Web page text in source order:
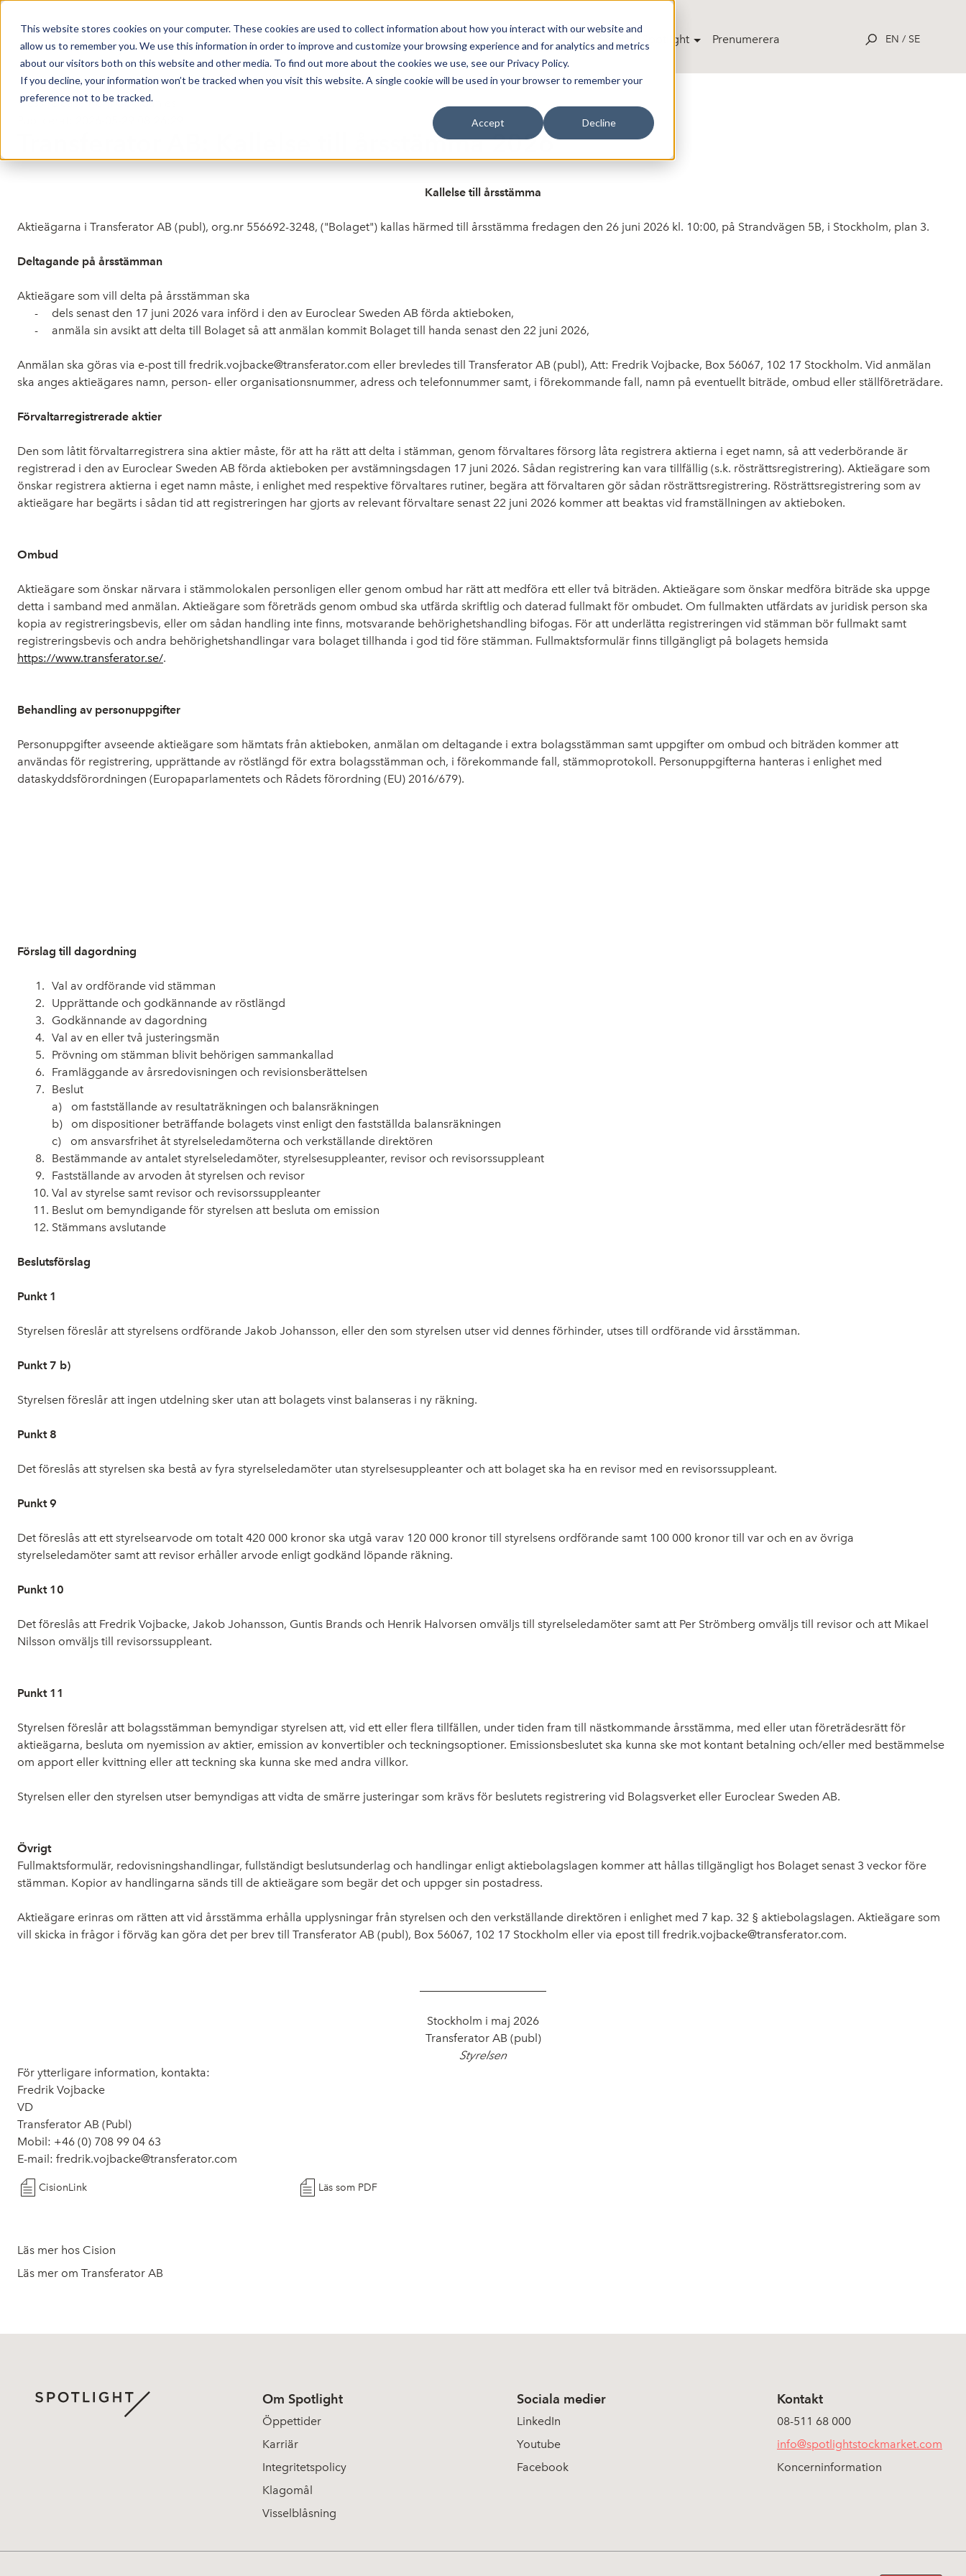
This website stores cookies on your computer. These cookies are used to collect information about how you interact with our website and
allow us to remember you. We use this information in order to improve and customize your browsing experience and for analytics and metrics
about our visitors both on this website and other media. To find out more about the cookies we use, see our Privacy Policy.
If you decline, your information won’t be tracked when you visit this website. A single cookie will be used in your browser to remember your
preference not to be tracked.
Accept Decline
Om Spotlight Prenumerera EN / SE
Press release from Companies
Transferator AB: Kallelse till årsstämma 2026
Kallelse till årsstämma
Aktieägarna i Transferator AB (publ), org.nr 556692-3248, ("Bolaget") kallas härmed till årsstämma fredagen den 26 juni 2026 kl. 10:00, på Strandvägen 5B, i Stockholm, plan 3.
Deltagande på årsstämman
Aktieägare som vill delta på årsstämman ska
-
dels senast den 17 juni 2026 vara införd i den av Euroclear Sweden AB förda aktieboken,
-
anmäla sin avsikt att delta till Bolaget så att anmälan kommit Bolaget till handa senast den 22 juni 2026,
Anmälan ska göras via e-post till fredrik.vojbacke@transferator.com eller brevledes till Transferator AB (publ), Att: Fredrik Vojbacke, Box 56067, 102 17 Stockholm. Vid anmälan
ska anges aktieägares namn, person- eller organisationsnummer, adress och telefonnummer samt, i förekommande fall, namn på eventuellt biträde, ombud eller ställföreträdare.
Förvaltarregistrerade aktier
Den som låtit förvaltarregistrera sina aktier måste, för att ha rätt att delta i stämman, genom förvaltares försorg låta registrera aktierna i eget namn, så att vederbörande är
registrerad i den av Euroclear Sweden AB förda aktieboken per avstämningsdagen 17 juni 2026. Sådan registrering kan vara tillfällig (s.k. rösträttsregistrering). Aktieägare som
önskar registrera aktierna i eget namn måste, i enlighet med respektive förvaltares rutiner, begära att förvaltaren gör sådan rösträttsregistrering. Rösträttsregistrering som av
aktieägare har begärts i sådan tid att registreringen har gjorts av relevant förvaltare senast 22 juni 2026 kommer att beaktas vid framställningen av aktieboken.
Ombud
Aktieägare som önskar närvara i stämmolokalen personligen eller genom ombud har rätt att medföra ett eller två biträden. Aktieägare som önskar medföra biträde ska uppge
detta i samband med anmälan. Aktieägare som företräds genom ombud ska utfärda skriftlig och daterad fullmakt för ombudet. Om fullmakten utfärdats av juridisk person ska
kopia av registreringsbevis, eller om sådan handling inte finns, motsvarande behörighetshandling bifogas. För att underlätta registreringen vid stämman bör fullmakt samt
registreringsbevis och andra behörighetshandlingar vara bolaget tillhanda i god tid före stämman. Fullmaktsformulär finns tillgängligt på bolagets hemsida
https://www.transferator.se/.
Behandling av personuppgifter
Personuppgifter avseende aktieägare som hämtats från aktieboken, anmälan om deltagande i extra bolagsstämman samt uppgifter om ombud och biträden kommer att
användas för registrering, upprättande av röstlängd för extra bolagsstämman och, i förekommande fall, stämmoprotokoll. Personuppgifterna hanteras i enlighet med
dataskyddsförordningen (Europaparlamentets och Rådets förordning (EU) 2016/679).
Förslag till dagordning
Val av ordförande vid stämman
Upprättande och godkännande av röstlängd
Godkännande av dagordning
Val av en eller två justeringsmän
Prövning om stämman blivit behörigen sammankallad
Framläggande av årsredovisningen och revisionsberättelsen
Beslut
a)
om fastställande av resultaträkningen och balansräkningen
b)
om dispositioner beträffande bolagets vinst enligt den fastställda balansräkningen
c)
om ansvarsfrihet åt styrelseledamöterna och verkställande direktören
Bestämmande av antalet styrelseledamöter, styrelsesuppleanter, revisor och revisorssuppleant
Fastställande av arvoden åt styrelsen och revisor
Val av styrelse samt revisor och revisorssuppleanter
Beslut om bemyndigande för styrelsen att besluta om emission
Stämmans avslutande
Beslutsförslag
Punkt 1
Styrelsen föreslår att styrelsens ordförande Jakob Johansson, eller den som styrelsen utser vid dennes förhinder, utses till ordförande vid årsstämman.
Punkt 7 b)
Styrelsen föreslår att ingen utdelning sker utan att bolagets vinst balanseras i ny räkning.
Punkt 8
Det föreslås att styrelsen ska bestå av fyra styrelseledamöter utan styrelsesuppleanter och att bolaget ska ha en revisor med en revisorssuppleant.
Punkt 9
Det föreslås att ett styrelsearvode om totalt 420 000 kronor ska utgå varav 120 000 kronor till styrelsens ordförande samt 100 000 kronor till var och en av övriga
styrelseledamöter samt att revisor erhåller arvode enligt godkänd löpande räkning.
Punkt 10
Det föreslås att Fredrik Vojbacke, Jakob Johansson, Guntis Brands och Henrik Halvorsen omväljs till styrelseledamöter samt att Per Strömberg omväljs till revisor och att Mikael
Nilsson omväljs till revisorssuppleant.
Punkt 11
Styrelsen föreslår att bolagsstämman bemyndigar styrelsen att, vid ett eller flera tillfällen, under tiden fram till nästkommande årsstämma, med eller utan företrädesrätt för
aktieägarna, besluta om nyemission av aktier, emission av konvertibler och teckningsoptioner. Emissionsbeslutet ska kunna ske mot kontant betalning och/eller med bestämmelse
om apport eller kvittning eller att teckning ska kunna ske med andra villkor.
Styrelsen eller den styrelsen utser bemyndigas att vidta de smärre justeringar som krävs för beslutets registrering vid Bolagsverket eller Euroclear Sweden AB.
Övrigt
Fullmaktsformulär, redovisningshandlingar, fullständigt beslutsunderlag och handlingar enligt aktiebolagslagen kommer att hållas tillgängligt hos Bolaget senast 3 veckor före
stämman. Kopior av handlingarna sänds till de aktieägare som begär det och uppger sin postadress.
Aktieägare erinras om rätten att vid årsstämma erhålla upplysningar från styrelsen och den verkställande direktören i enlighet med 7 kap. 32 § aktiebolagslagen. Aktieägare som
vill skicka in frågor i förväg kan göra det per brev till Transferator AB (publ), Box 56067, 102 17 Stockholm eller via epost till fredrik.vojbacke@transferator.com.
Stockholm i maj 2026
Transferator AB (publ)
Styrelsen
För ytterligare information, kontakta:
Fredrik Vojbacke
VD
Transferator AB (Publ)
Mobil: +46 (0) 708 99 04 63
E-mail: fredrik.vojbacke@transferator.com
CisionLink Läs som PDF
Läs mer hos Cision
Läs mer om Transferator AB
Om Spotlight
Öppettider
Karriär
Integritetspolicy
Klagomål
Visselblåsning
Sociala medier
LinkedIn
Youtube
Facebook
Kontakt
08-511 68 000
info@spotlightstockmarket.com
Koncerninformation